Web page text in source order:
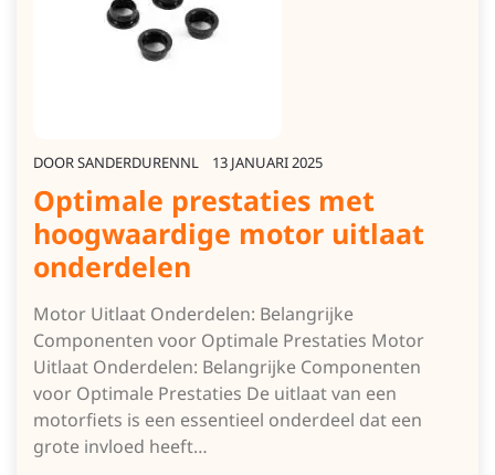
DOORSANDERDURENNL 13 JANUARI 2025
Optimale prestaties met
hoogwaardige motor uitlaat
onderdelen
Motor Uitlaat Onderdelen: Belangrijke
Componenten voor Optimale Prestaties Motor
Uitlaat Onderdelen: Belangrijke Componenten
voor Optimale Prestaties De uitlaat van een
motorfiets is een essentieel onderdeel dat een
grote invloed heeft…